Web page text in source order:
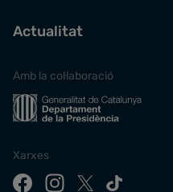
Actualitat
Amb la col·laboració
Xarxes